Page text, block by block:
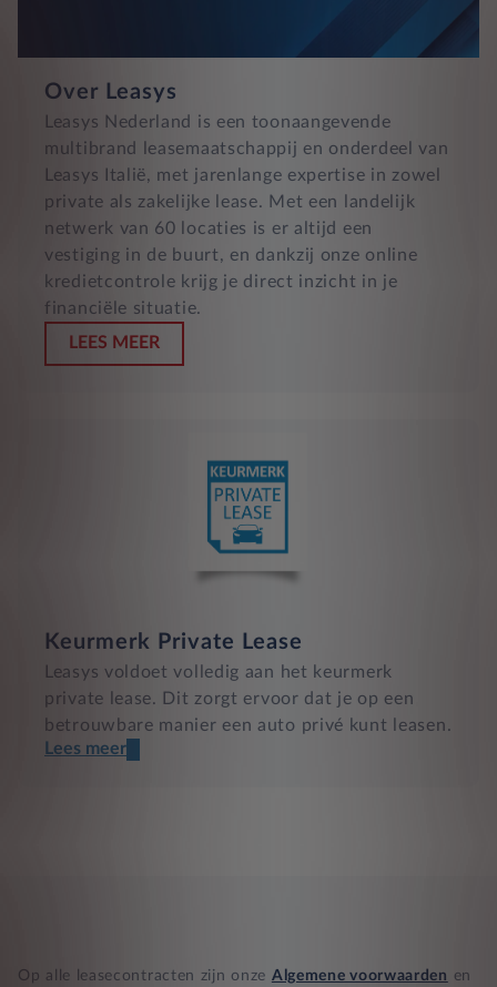
Over Leasys
Leasys Nederland is een toonaangevende
multibrand leasemaatschappij en onderdeel van
Leasys Italië, met jarenlange expertise in zowel
private als zakelijke lease. Met een landelijk
netwerk van 60 locaties is er altijd een
vestiging in de buurt, en dankzij onze online
kredietcontrole krijg je direct inzicht in je
financiële situatie.
LEES MEER
Keurmerk Private Lease
Leasys voldoet volledig aan het keurmerk
private lease. Dit zorgt ervoor dat je op een
betrouwbare manier een auto privé kunt leasen.
Een transparant contract
Lees meer
Op alle leasecontracten zijn onze Algemene voorwaarden en